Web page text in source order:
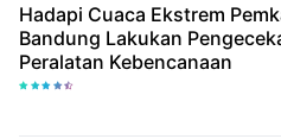
Hadapi Cuaca Ekstrem
Bandung Lakukan
Peralatan Kebencanaan